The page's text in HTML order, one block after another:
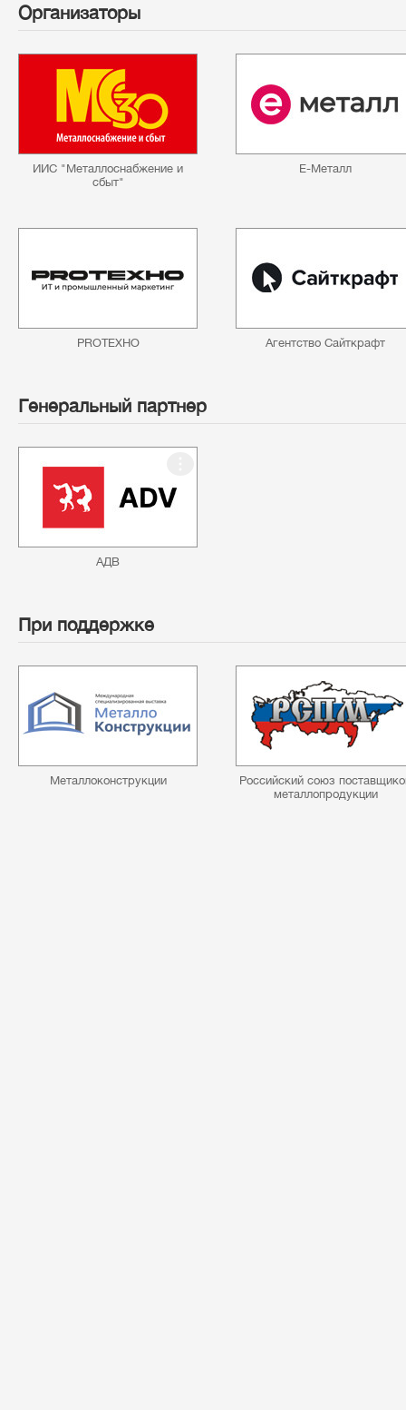
Организаторы
ИИС "Металлоснабжение и
сбыт"
Е-Металл
PROТЕХНО Агентство Сайткрафт
Генеральный партнер
АДВ
При поддержке
Металлоконструкции
Российский союз
металлопродукции